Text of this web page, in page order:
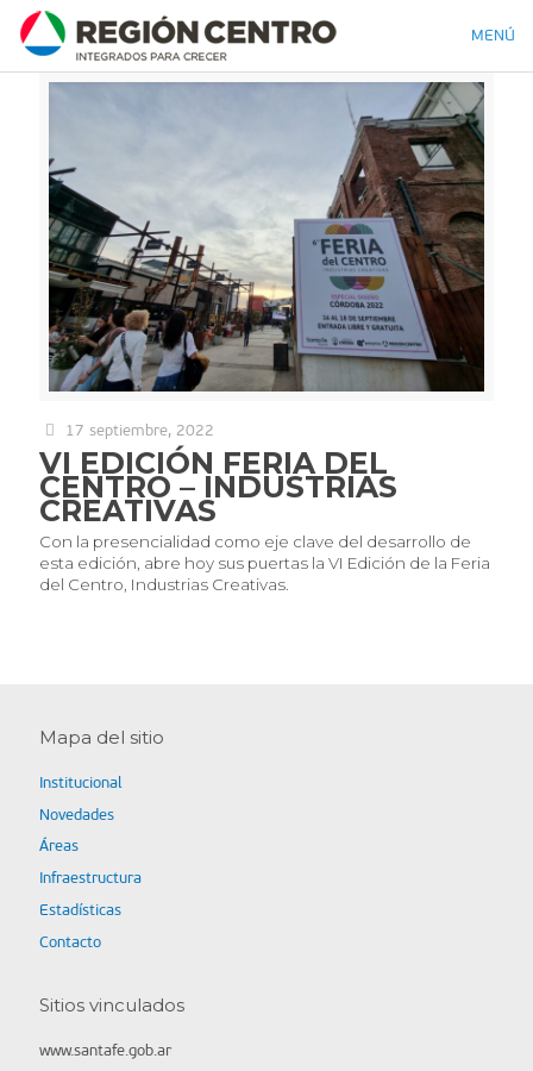
MENÚ
17 septiembre, 2022
VI EDICIÓN FERIA DEL
CENTRO – INDUSTRIAS
CREATIVAS
Con la presencialidad como eje clave del desarrollo de
esta edición, abre hoy sus puertas la VI Edición de la Feria
del Centro, Industrias Creativas.
Mapa del sitio
Institucional
Novedades
Áreas
Infraestructura
Estadísticas
Contacto
Sitios vinculados
www.santafe.gob.ar